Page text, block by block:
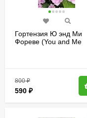
Гортензия Ю энд Ми
Фореве (You and Me
800₽
590 ₽